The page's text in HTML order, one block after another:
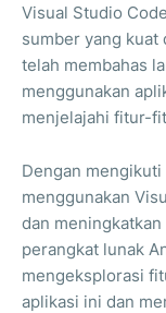
Visual Studio
sumber yang kuat
telah membahas
menggunakan
menjelajahi fitur-
Dengan mengikuti
menggunakan
dan
perangkat lunak
mengeksplorasi
aplikasi ini dan